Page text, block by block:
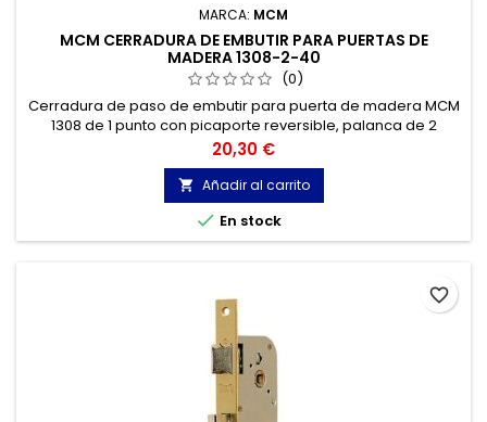
MARCA: MCM
MCM CERRADURA DE EMBUTIR PARA PUERTAS DE
MADERA 1308-2-40
(0)
Cerradura de paso de embutir para puerta de madera MCM
1308 de 1 punto con picaporte reversible, palanca de 2
vueltas, llave de borja, manilla y distancia entre ejes de
70mm.
Precio
20,30 €
 Añadir al carrito
 En stock
favorite_border